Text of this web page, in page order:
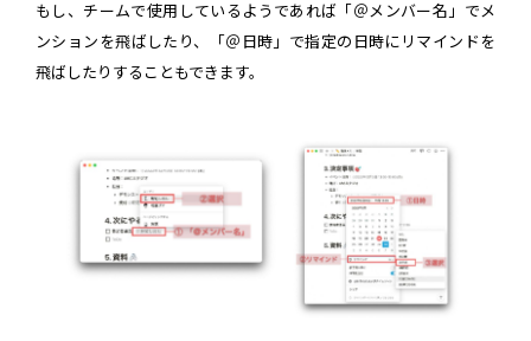
もし、チームで使用しているようであれば「＠メンバー名」でメ
ンションを飛ばしたり、「＠日時」で指定の日時にリマインドを
飛ばしたりすることもできます。